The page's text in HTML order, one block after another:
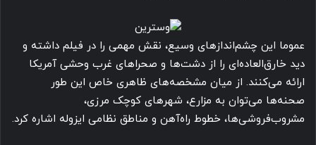
عموما این چشم‌‌انداز‌های وسیع، نقش مهمی را در فیلم داشته و
دید خارق‌العاده‌ای را از دشت‌ها و صحراهای غرب وحشی آمریکا
ارائه می‌کنند. از میان مشخصه‌های ظاهری خاص این طور
صحنه‌‌ها می‌توان به مزارع، شهرهای کوچک مرزی،
مشروب‌فروشی‌ها، خطوط راه‌آهن و مناطق نظامی ایزوله اشاره کرد.